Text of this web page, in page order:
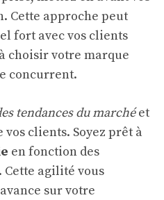
Cette approche peut
fort avec vos clients
choisir votre marque
concurrent.
tendances du marchéet
clients. Soyez prêt à
en fonction des
Cette agilité vous
sur votre